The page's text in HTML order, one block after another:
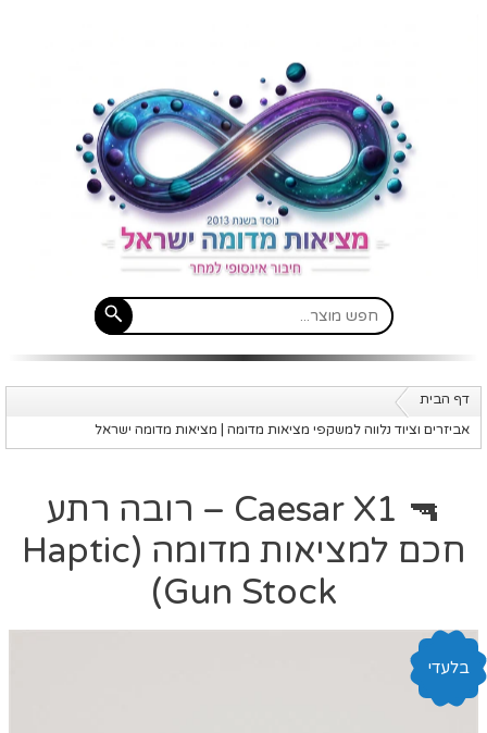
דף הבית
אביזרים וציוד נלווה למשקפי מציאות מדומה | מציאות מדומה ישראל
🔫 Caesar X1 – רובה רתע
חכם למציאות מדומה (Haptic
Gun Stock)
בלעדי